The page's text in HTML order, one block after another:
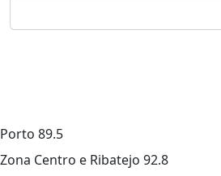
Porto 89.5
Zona Centro e Ribatejo 92.8